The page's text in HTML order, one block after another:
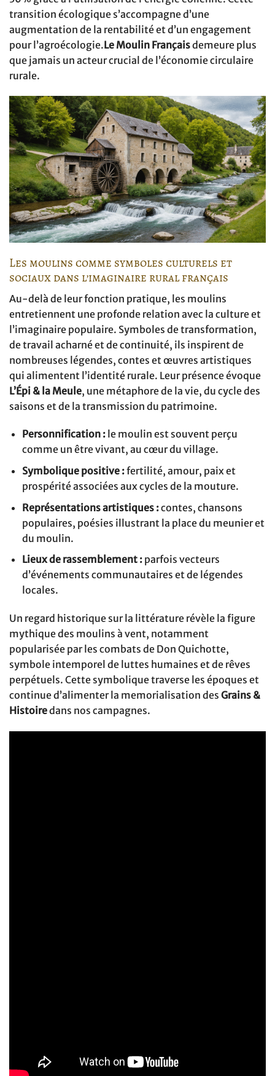
transition écologique s’accompagne d’une
augmentation de la rentabilité et d’un engagement
pour l’agroécologie.Le Moulin Françaisdemeure plus
que jamais un acteur crucial de l’économie circulaire
rurale.
Les moulins comme symboles culturels et
sociaux dans l’imaginaire rural français
Au-delà de leur fonction pratique, les moulins
entretiennent une profonde relation avec la culture et
l’imaginaire populaire. Symboles de transformation,
de travail acharné et de continuité, ils inspirent de
nombreuses légendes, contes et œuvres artistiques
qui alimentent l’identité rurale. Leur présence évoque
L’Épi & la Meule, une métaphore de la vie, du cycle des
saisons et de la transmission du patrimoine.
Personnification :le moulin est souvent perçu
comme un être vivant, au cœur du village.
Symbolique positive :fertilité, amour, paix et
prospérité associées aux cycles de la mouture.
Représentations artistiques :contes, chansons
populaires, poésies illustrant la place du meunier et
du moulin.
Lieux de rassemblement :parfois vecteurs
d’événements communautaires et de légendes
locales.
Un regard historique sur la littérature révèle la figure
mythique des moulins à vent, notamment
popularisée par les combats de Don Quichotte,
symbole intemporel de luttes humaines et de rêves
perpétuels. Cette symbolique traverse les époques et
continue d’alimenter la memorialisation des Grains &
Histoiredans nos campagnes.